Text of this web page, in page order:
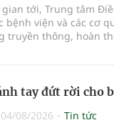
tới, Trung tâm
bệnh viện và các cơ
truyền thông, hoàn
tay đứt rời cho
04/08/2026
Tin tức